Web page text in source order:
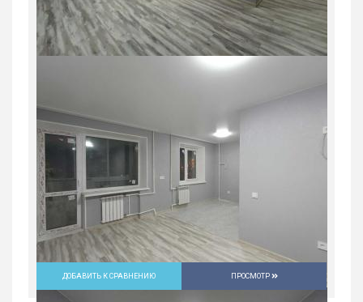
Продажа, жилая, 5, 3850000 руб.
Россия, Свердловская область, Нижний
2/5 44.8 м2
ДОБАВИТЬ К СРАВНЕНИЮ ПРОСМОТР